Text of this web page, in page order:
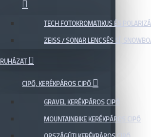
TECH FOTOKROMATIKUS ÉS
ZEISS / SONAR LENCSÉS SÍ,
RUHÁZAT
CIPŐ, KERÉKPÁROS CIPŐ
GRAVEL KERÉKPÁROS CIPŐ
MOUNTAINBIKE KERÉKPÁROS CIPŐ